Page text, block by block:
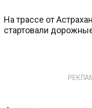
На трассе от
стартовали